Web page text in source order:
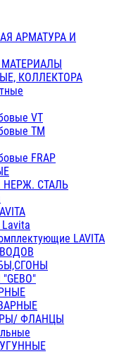
АРМАТУРА И
КОЛЛЕКТОРА
VT
ТМ
FRAP
НЕРЖ. СТАЛЬ
LAVITA
ФЛАНЦЫ